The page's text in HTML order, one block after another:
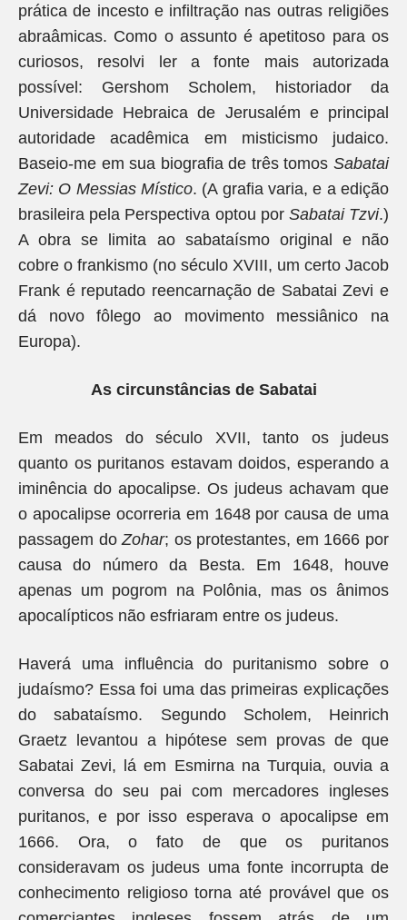
prática de incesto e infiltração nas outras religiões
abraâmicas. Como o assunto é apetitoso para os
curiosos, resolvi ler a fonte mais autorizada
possível: Gershom Scholem, historiador da
Universidade Hebraica de Jerusalém e principal
autoridade acadêmica em misticismo judaico.
Baseio-me em sua biografia de três tomos Sabatai
Zevi: O Messias Místico. (A grafia varia, e a edição
brasileira pela Perspectiva optou por Sabatai Tzvi.)
A obra se limita ao sabataísmo original e não
cobre o frankismo (no século XVIII, um certo Jacob
Frank é reputado reencarnação de Sabatai Zevi e
dá novo fôlego ao movimento messiânico na
Europa).
As circunstâncias de Sabatai
Em meados do século XVII, tanto os judeus
quanto os puritanos estavam doidos, esperando a
iminência do apocalipse. Os judeus achavam que
o apocalipse ocorreria em 1648 por causa de uma
passagem doZohar; os protestantes, em 1666 por
causa do número da Besta. Em 1648, houve
apenas um pogrom na Polônia, mas os ânimos
apocalípticos não esfriaram entre os judeus.
Haverá uma influência do puritanismo sobre o
judaísmo? Essa foi uma das primeiras explicações
do sabataísmo. Segundo Scholem, Heinrich
Graetz levantou a hipótese sem provas de que
Sabatai Zevi, lá em Esmirna na Turquia, ouvia a
conversa do seu pai com mercadores ingleses
puritanos, e por isso esperava o apocalipse em
1666. Ora, o fato de que os puritanos
consideravam os judeus uma fonte incorrupta de
conhecimento religioso torna até provável que os